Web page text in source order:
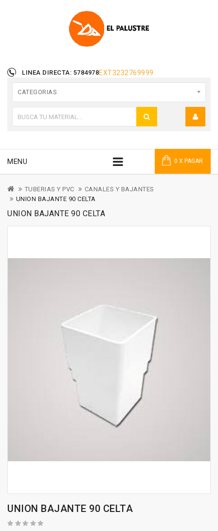
LINEA DIRECTA: 5784978EXT3232769999
CATEGORIAS
0 X PAGAR
MENU
TUBERIAS Y PVC
CANALES Y BAJANTES
UNION BAJANTE 90 CELTA
UNION BAJANTE 90 CELTA
UNION BAJANTE 90 CELTA